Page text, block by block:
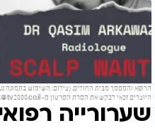
היוצרים זכאי לבקש את הסרת הסרטון מ-
שערורייה